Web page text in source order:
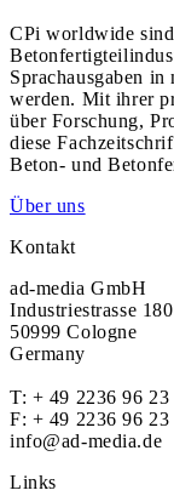
CPi worldwide
Sprachausgaben
werden. Mit ihrer
über Forschung,
diese
Beton- und
Über uns
Kontakt
ad-media GmbH
Industriestrasse 180
50999 Cologne
Germany
T: + 49 2236 96 23
F: + 49 2236 96 23
info@ad-media.de
Links